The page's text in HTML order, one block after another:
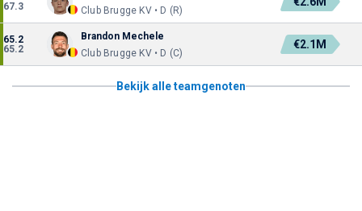
67.3
Club Brugge KV • D (R)
65.2
65.2
Brandon Mechele
Club Brugge KV • D (C)
€2.1M
Bekijk alle teamgenoten